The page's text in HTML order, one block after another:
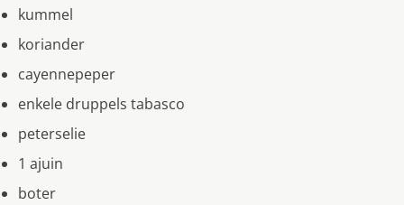
kummel
koriander
cayennepeper
enkele druppels tabasco
peterselie
1 ajuin
boter